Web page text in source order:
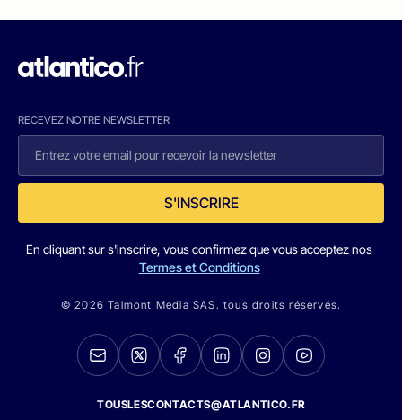
RECEVEZ NOTRE NEWSLETTER
S'INSCRIRE
En cliquant sur s'inscrire, vous confirmez que vous acceptez nos
Termes et Conditions
© 2026 Talmont Media SAS. tous droits réservés.
TOUSLESCONTACTS@ATLANTICO.FR